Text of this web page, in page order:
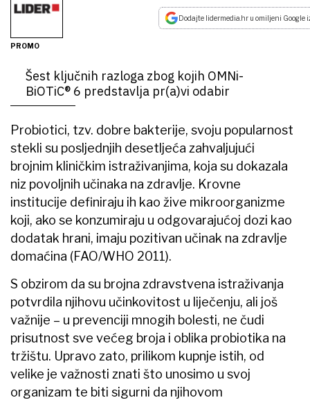
PROMO
Dodajte lidermedia.hr u omiljeni Google
Šest ključnih razloga zbog kojih OMNi-
BiOTiC® 6 predstavlja pr(a)vi odabir
Probiotici, tzv. dobre bakterije, svoju popularnost
stekli su posljednjih desetljeća zahvaljujući
brojnim kliničkim istraživanjima, koja su dokazala
niz povoljnih učinaka na zdravlje. Krovne
institucije definiraju ih kao žive mikroorganizme
koji, ako se konzumiraju u odgovarajućoj dozi kao
dodatak hrani, imaju pozitivan učinak na zdravlje
domaćina (FAO/WHO 2011).
S obzirom da su brojna zdravstvena istraživanja
potvrdila njihovu učinkovitost u liječenju, ali još
važnije – u prevenciji mnogih bolesti, ne čudi
prisutnost sve većeg broja i oblika probiotika na
tržištu. Upravo zato, prilikom kupnje istih, od
velike je važnosti znati što unosimo u svoj
organizam te biti sigurni da njihovom